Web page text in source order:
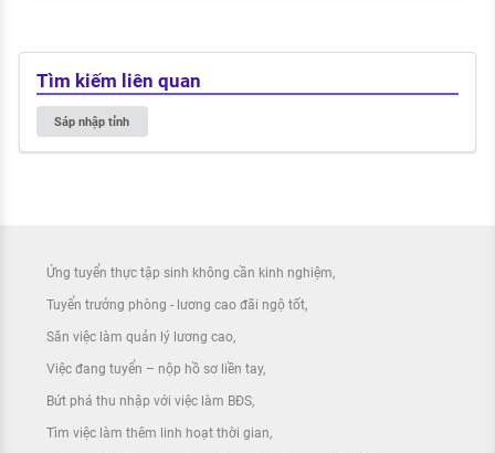
Tìm kiếm liên quan
Sáp nhập tỉnh
Ứng tuyển thực tập sinh không cần kinh nghiệm
Tuyển trưởng phòng - lương cao đãi ngộ tốt
Săn việc làm quản lý lương cao
Việc đang tuyển – nộp hồ sơ liền tay
Bứt phá thu nhập với việc làm BĐS
Tìm việc làm thêm linh hoạt thời gian